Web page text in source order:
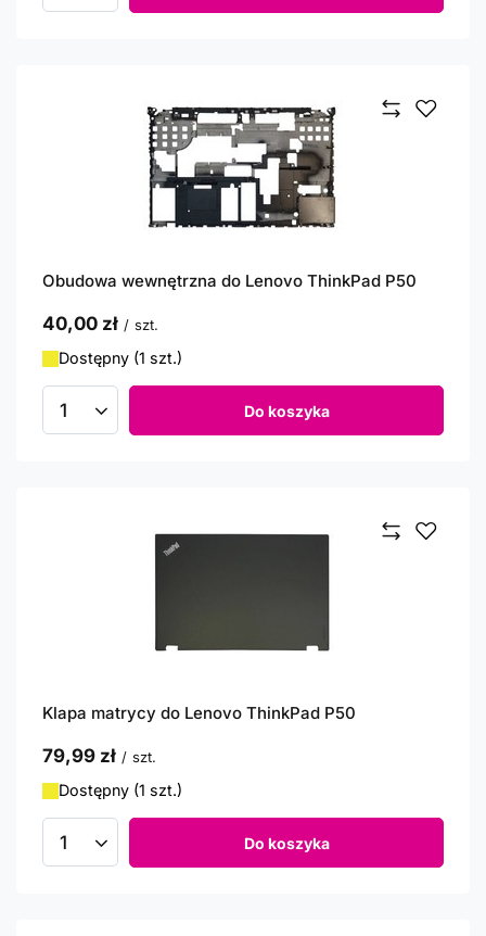
Obudowa wewnętrzna do Lenovo ThinkPad P50
40,00 zł / szt.
Dostępny (1 szt.)
Ilość produktów Do koszyka
Klapa matrycy do Lenovo ThinkPad P50
79,99 zł / szt.
Dostępny (1 szt.)
Ilość produktów Do koszyka